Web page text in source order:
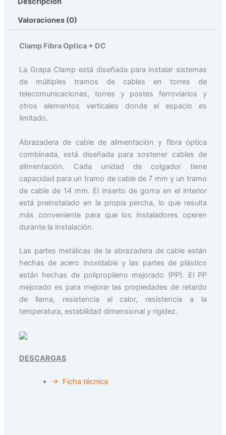
Valoraciones (0)
Clamp Fibra Optica + DC
La Grapa Clamp está diseñada para instalar sistemas
de múltiples tramos de cables en torres de
telecomunicaciones, torres y postes ferroviarios y
otros elementos verticales donde el espacio es
limitado.
Abrazadera de cable de alimentación y fibra óptica
combinada, está diseñada para sostener cables de
alimentación. Cada unidad de colgador tiene
capacidad para un tramo de cable de 7 mm y un tramo
de cable de 14 mm. El inserto de goma en el interior
está preinstalado en la propia percha, lo que resulta
más conveniente para que los instaladores operen
durante la instalación.
Las partes metálicas de la abrazadera de cable están
hechas de acero inoxidable y las partes de plástico
están hechas de polipropileno mejorado (PP). El PP
mejorado es para mejorar las propiedades de retardo
de llama, resistencia al calor, resistencia a la
temperatura, estabilidad dimensional y rigidez.
DESCARGAS
→ Ficha técnica